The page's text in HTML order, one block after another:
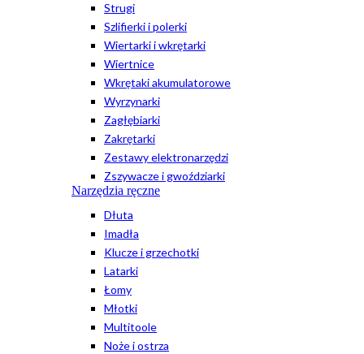
Strugi
Szlifierki i polerki
Wiertarki i wkrętarki
Wiertnice
Wkrętaki akumulatorowe
Wyrzynarki
Zagłębiarki
Zakrętarki
Zestawy elektronarzędzi
Zszywacze i gwoździarki
Narzędzia ręczne
Dłuta
Imadła
Klucze i grzechotki
Latarki
Łomy
Młotki
Multitoole
Noże i ostrza